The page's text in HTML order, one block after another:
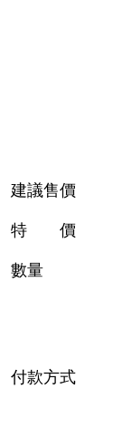
建議售價
特 價
數量
付款方式